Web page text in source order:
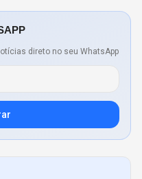
direto no seu WhatsApp